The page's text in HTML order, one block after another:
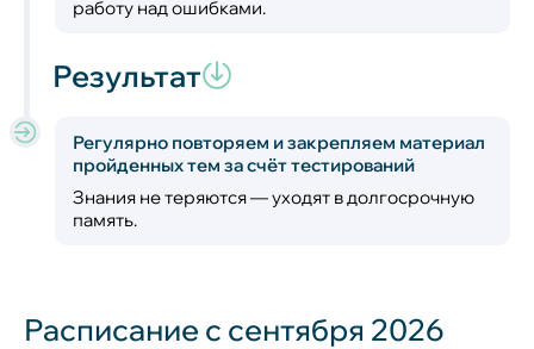
работу над ошибками.
Результат
Регулярно повторяем и закрепляем материал
пройденных тем за счёт тестирований
Знания не теряются — уходят в долгосрочную
память.
Расписание с сентября 2026